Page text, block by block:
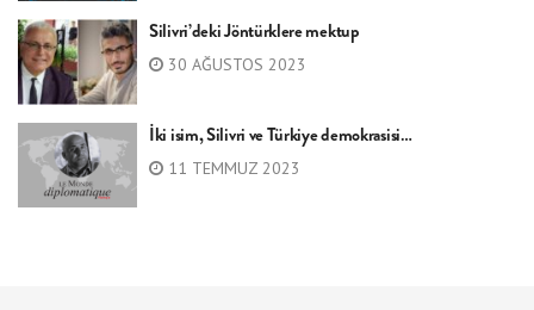
Silivri’deki Jöntürklere mektup
30 AĞUSTOS 2023
İki isim, Silivri ve Türkiye demokrasisi…
11 TEMMUZ 2023